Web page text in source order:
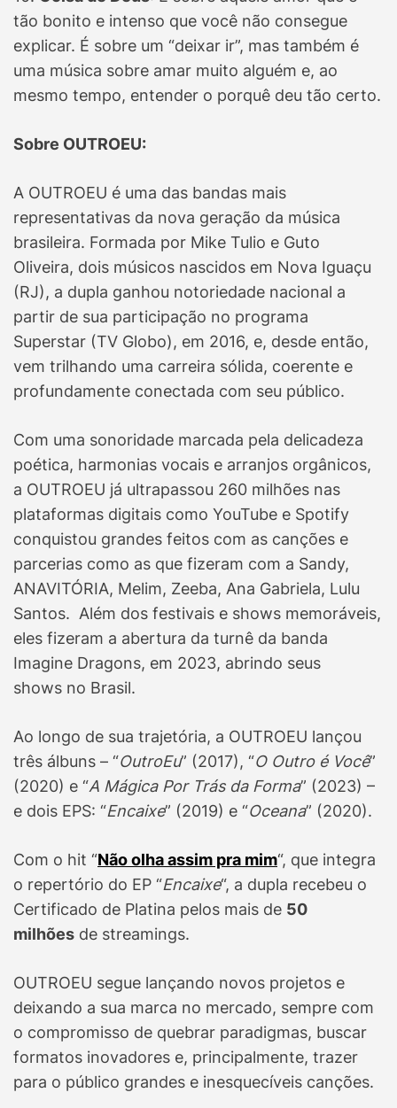
tão bonito e intenso que você não consegue
explicar. É sobre um “deixar ir”, mas também é
uma música sobre amar muito alguém e, ao
mesmo tempo, entender o porquê deu tão certo.
Sobre OUTROEU:
A OUTROEU é uma das bandas mais
representativas da nova geração da música
brasileira. Formada por Mike Tulio e Guto
Oliveira, dois músicos nascidos em Nova Iguaçu
(RJ), a dupla ganhou notoriedade nacional a
partir de sua participação no programa
Superstar (TV Globo), em 2016, e, desde então,
vem trilhando uma carreira sólida, coerente e
profundamente conectada com seu público.
Com uma sonoridade marcada pela delicadeza
poética, harmonias vocais e arranjos orgânicos,
a OUTROEU já ultrapassou 260 milhões nas
plataformas digitais como YouTube e Spotify
conquistou grandes feitos com as canções e
parcerias como as que fizeram com a Sandy,
ANAVITÓRIA, Melim, Zeeba, Ana Gabriela, Lulu
Santos. Além dos festivais e shows memoráveis,
eles fizeram a abertura da turnê da banda
Imagine Dragons, em 2023, abrindo seus
shows no Brasil.
Ao longo de sua trajetória, a OUTROEU lançou
três álbuns – “OutroEu” (2017), “O Outro é Você”
(2020) e “A Mágica Por Trás da Forma” (2023) –
e dois EPS: “Encaixe” (2019) e “Oceana” (2020).
Com o hit “Não olha assim pra mim“, que integra
o repertório do EP “Encaixe“, a dupla recebeu o
Certificado de Platina pelos mais de 50
milhões de streamings.
OUTROEU segue lançando novos projetos e
deixando a sua marca no mercado, sempre com
o compromisso de quebrar paradigmas, buscar
formatos inovadores e, principalmente, trazer
para o público grandes e inesquecíveis canções.